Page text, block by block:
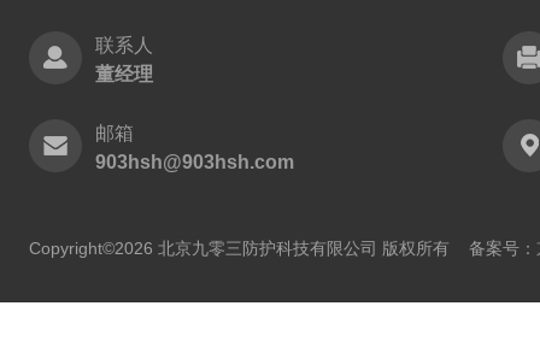
联系人
董经理
邮箱
903hsh@903hsh.com
Copyright©2026 北京九零三防护科技有限公司 版权所有 备案号